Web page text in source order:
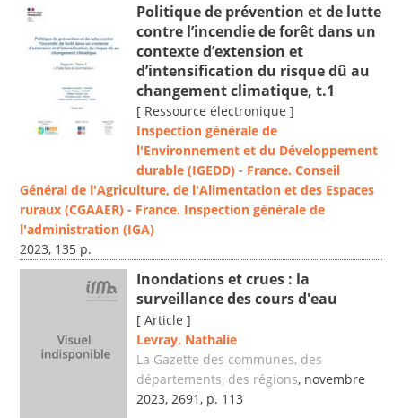
Politique de prévention et de lutte
contre l’incendie de forêt dans un
contexte d’extension et
d’intensification du risque dû au
changement climatique, t.1
[ Ressource électronique ]
Inspection générale de
l'Environnement et du Développement
durable (IGEDD) - France. Conseil
Général de l'Agriculture, de l'Alimentation et des Espaces
ruraux (CGAAER) - France. Inspection générale de
l'administration (IGA)
2023, 135 p.
Inondations et crues : la
surveillance des cours d'eau
[ Article ]
Levray, Nathalie
La Gazette des communes, des
départements, des régions, novembre
2023, 2691, p. 113